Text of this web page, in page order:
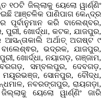
୧୦ଟି ଜିଲ୍ଲାକୁ ୟେଲୋ ୱାର୍ଣ୍ଣିଂ
ଆଞ୍ଚଳିକ ପାଣିପାଗ କେନ୍ଦ୍ର
ପୂର୍ବାନୁମାନ କରି ବାଲେଶ୍ବର,
ପୁରୀ, ଖୋର୍ଦ୍ଧା, କଟକ, ଯାଜପୁର,
ଅର୍ଥାତ୍ ଅଗଷ୍ଟ ୯
ଭଦ୍ରକ, ଯାଜପୁର,
ଖୋର୍ଦ୍ଧା, ନୟାଗଡ଼, ଗଞ୍ଜାମ,
ସମ୍ବଲପୁର, ଦେବଗଡ଼,
ମୟୂରଭଞ୍ଜ, ସୋନପୁର, ବୌଦ୍ଧ,
ନବରଙ୍ଗପୁର, ରାୟଗଡ଼ା,
ୟେଲୋ ୱାର୍ଣ୍ଣିଂ ଜାରି